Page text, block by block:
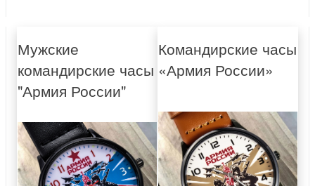
Мужские
командирские часы
"Армия России"
Командирские часы
«Армия России»